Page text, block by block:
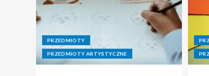
PRZEDMIOTY
PRZEDMIOTY ARTYSTYCZNE